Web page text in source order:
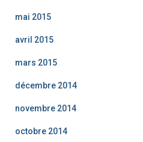
mai 2015
avril 2015
mars 2015
décembre 2014
novembre 2014
octobre 2014